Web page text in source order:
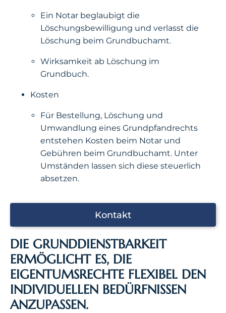
Ein Notar beglaubigt die
Löschungsbewilligung und verlasst die
Löschung beim Grundbuchamt.
Wirksamkeit ab Löschung im
Grundbuch.
Kosten
Für Bestellung, Löschung und
Umwandlung eines Grundpfandrechts
entstehen Kosten beim Notar und
Gebühren beim Grundbuchamt. Unter
Umständen lassen sich diese steuerlich
absetzen.
Kontakt
DIE GRUNDDIENSTBARKEIT
ERMÖGLICHT ES, DIE
EIGENTUMSRECHTE FLEXIBEL DEN
INDIVIDUELLEN BEDÜRFNISSEN
ANZUPASSEN.